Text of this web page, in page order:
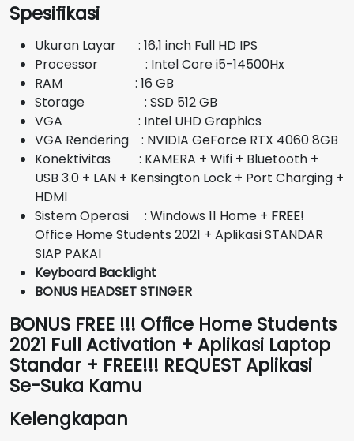
adalah:
Rp20.000.000.
adalah:
Rp18.400.000.
Spesifikasi
Ukuran Layar : 16,1 inch Full HD IPS
Processor : Intel Core i5-14500Hx
RAM : 16 GB
Storage : SSD 512 GB
VGA : Intel UHD Graphics
VGA Rendering : NVIDIA GeForce RTX 4060 8GB
Konektivitas : KAMERA + Wifi + Bluetooth +
USB 3.0 + LAN + Kensington Lock + Port Charging +
HDMI
Sistem Operasi : Windows 11 Home + FREE!
Office Home Students 2021 + Aplikasi STANDAR
SIAP PAKAI
Keyboard Backlight
BONUS HEADSET STINGER
BONUS FREE !!! Office Home Students
2021 Full Activation + Aplikasi Laptop
Standar + FREE!!! REQUEST Aplikasi
Se-Suka Kamu
Kelengkapan